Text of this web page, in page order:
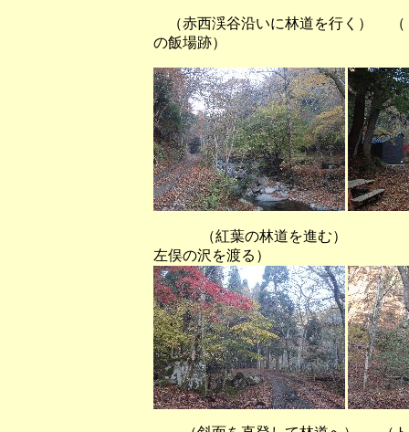
（赤西渓谷沿いに林道を行く）
の飯場跡）
（紅葉の林道を進
左俣の沢を渡る）